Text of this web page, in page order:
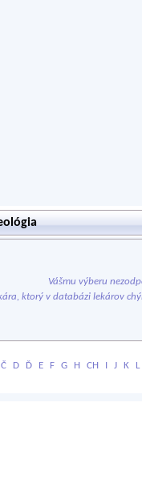
Vášmu výberu
ktorý v databázi lekárov
Č D Ď E F G H CH I J K L